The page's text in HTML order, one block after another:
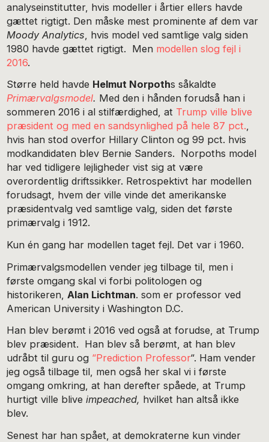
analyseinstitutter, hvis modeller i årtier ellers havde
gættet rigtigt. Den måske mest prominente af dem var
Moody Analytics , hvis model ved samtlige valg siden
1980 havde gættet rigtigt. Men modellen slog fejl i
2016.
Større held havde Helmut Norpoths såkaldte
Primærvalgsmodel. Med den i hånden forudså han i
sommeren 2016 i al stilfærdighed, at Trump ville blive
præsident og med en sandsynlighed på hele 87 pct.,
hvis han stod overfor Hillary Clinton og 99 pct. hvis
modkandidaten blev Bernie Sanders. Norpoths model
har ved tidligere lejligheder vist sig at være
overordentlig driftssikker. Retrospektivt har modellen
forudsagt, hvem der ville vinde det amerikanske
præsidentvalg ved samtlige valg, siden det første
primærvalg i 1912.
Kun én gang har modellen taget fejl. Det var i 1960.
Primærvalgsmodellen vender jeg tilbage til, men i
første omgang skal vi forbi politologen og
historikeren, Alan Lichtman. som er professor ved
American University i Washington D.C.
Han blev berømt i 2016 ved også at forudse, at Trump
blev præsident. Han blev så berømt, at han blev
udråbt til guru og “Prediction Professor“. Ham vender
jeg også tilbage til, men også her skal vi i første
omgang omkring, at han derefter spåede, at Trump
hurtigt ville bliveimpeached, hvilket han altså ikke
blev.
Senest har han spået, at demokraterne kun vinder